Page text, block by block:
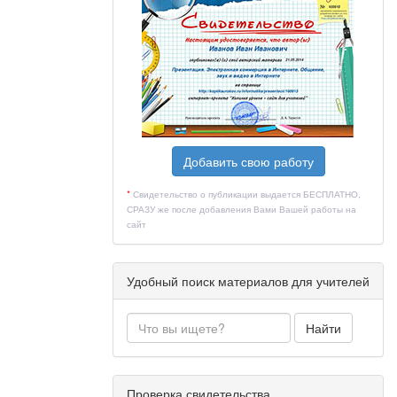
Добавить свою работу
* Свидетельство о публикации выдается БЕСПЛАТНО,
СРАЗУ же после добавления Вами Вашей работы на
сайт
Удобный поиск материалов для учителей
Найти
Проверка свидетельства